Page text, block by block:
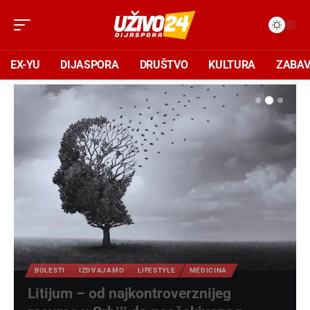
EX-YU DIJASPORA DRUŠTVO KULTURA
BOLESTI IZDVAJAMO LIFESTYLE MEDICINA
Litijum – od najkontroverznijeg